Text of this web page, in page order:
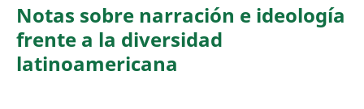
Notas sobre narración e ideología
frente a la diversidad
latinoamericana